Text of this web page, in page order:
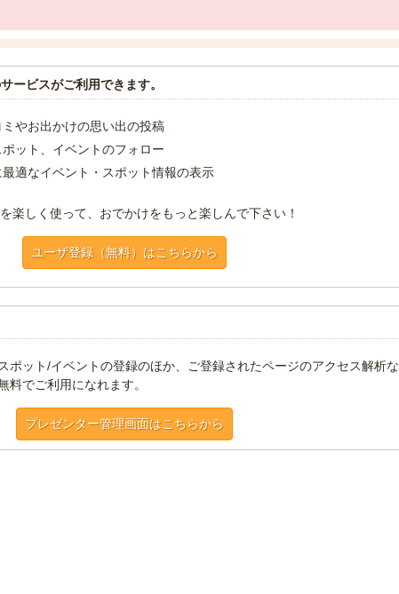
ービスがご利用できます。
やお出かけの思い出の投稿
ット、イベントのフォロー
適なイベント・スポット情報の表示
楽しく使って、おでかけをもっと楽しんで下さい！
ユーザ登録（無料）はこちらから
ポット/イベントの登録のほか、ご登録されたページのアクセス解析な
料でご利用になれます。
プレゼンター管理画面はこちらから